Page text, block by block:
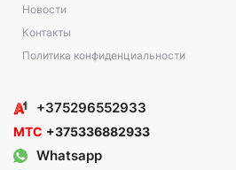
Новости
Контакты
Политика конфиденциальности
+375296552933
МТС +375336882933
Whatsapp